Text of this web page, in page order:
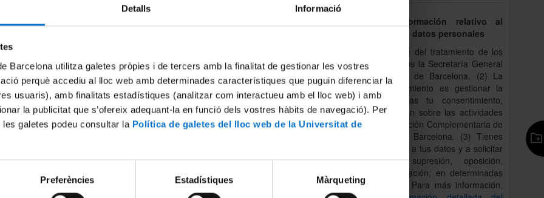
Detalls Informació
Barcelona utilitza galetes pròpies i de tercers amb la finalitat de gestionar les vostres
perquè accediu al lloc web amb determinades característiques que puguin diferenciar la
usuaris), amb finalitats estadístiques (analitzar com interactueu amb el lloc web) i amb
la publicitat que s’ofereix adequant-la en funció dels vostres hàbits de navegació). Per
galetes podeu consultar la Política de galetes del lloc web de la Universitat de
Preferències Estadístiques Màrqueting
GRAMATICALES
subjuntivo y condicional)
del auxiliar, pronombres
y adjetivos con preposición)
Derecho de información relativo al
tratamiento de los datos personales
(1) La responsable del tratamiento de los
datos personales es la Secretaría General
de la Universidad de Barcelona. (2) La
finalidad del tratamiento es gestionar la
consulta y, si das tu consentimiento,
enviarte información sobre las actividades
del Área de Formación Complementaria de
la Universidad de Barcelona. (3) Tienes
derecho a acceder a tus datos y a solicitar
la rectificación, supresión, oposición,
portabilidad y limitación, en determinadas
circunstancias. (4) Para más información,